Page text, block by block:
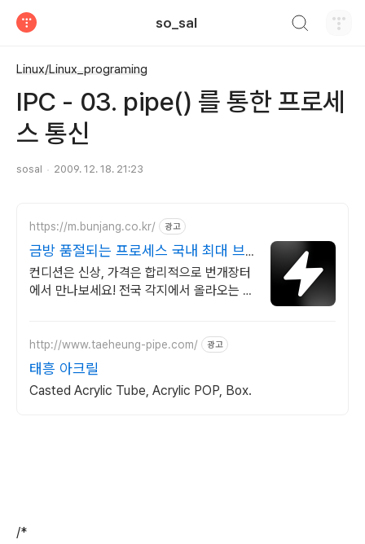
so_sal
Linux/Linux_programing
IPC - 03. pipe() 를 통한 프로세
스 통신
sosal 2009. 12. 18. 21:23
https://m.bunjang.co.kr/ 광고
금방 품절되는 프로세스 국내 최대 브
랜드 중고거래
컨디션은 신상, 가격은 합리적으로 번개장터
에서 만나보세요! 전국 각지에서 올라오는 전
http://www.taeheung-pipe.com/ 광고
태흥 아크릴
Casted Acrylic Tube, Acrylic POP, Box.
/*